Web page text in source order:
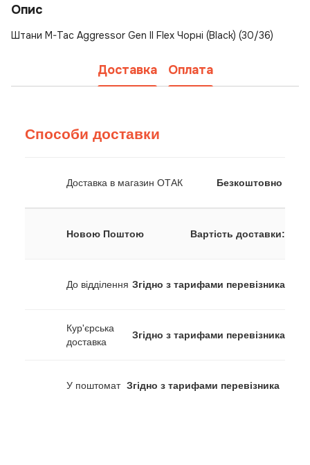
Опис
Штани M-Tac Aggressor Gen II Flex Чорні (Black) (30/36)
Доставка Оплата
Способи доставки
Доставка в магазин ОТАК Безкоштовно
Новою Поштою Вартість доставки:
До відділення Згідно з тарифами перевізника
Кур'єрська
доставка
Згідно з тарифами перевізника
У поштомат Згідно з тарифами перевізника